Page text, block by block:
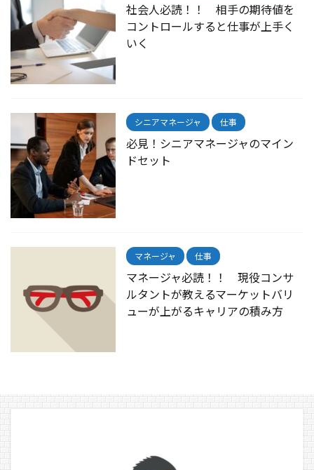
社会人必読！！ 相手の期待値を
コントロールすると仕事が上手く
いく
シニアマネージャ 仕事
必見！シニアマネージャのマイン
ドセット
マネージャ 仕事
マネージャ必読！！ 現役コンサ
ルタントが教えるマーケットバリ
ューが上がるキャリアの積み方